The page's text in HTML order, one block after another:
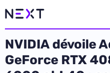
NVIDIA dévoile
GeForce RTX